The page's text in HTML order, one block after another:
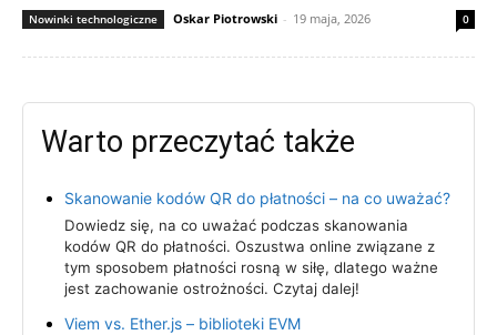
Nowinki technologiczne Oskar Piotrowski - 19 maja, 2026 0
Warto przeczytać także
Skanowanie kodów QR do płatności – na co uważać?
Dowiedz się, na co uważać podczas skanowania
kodów QR do płatności. Oszustwa online związane z
tym sposobem płatności rosną w siłę, dlatego ważne
jest zachowanie ostrożności. Czytaj dalej!
Viem vs. Ether.js – biblioteki EVM